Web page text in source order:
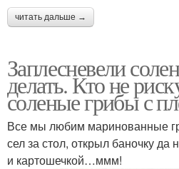
читать дальше →
Заплесневели
делать. Кто не
соленые грибы с
Все мы любим маринованные
сел за стол, открыл баночку да
и картошечкой…ммм!